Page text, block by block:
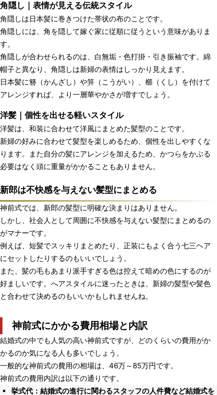
角隠し｜表情が見える伝統スタイル
角隠しは日本髪に巻きつけた帯状の布のことです。
角隠しには、角を隠して嫁ぐ家に従順に従うという意味がありま
す。
角隠しが合わせられるのは、白無垢・色打掛・引き振袖です。綿
帽子と異なり、角隠しは新婦の表情はしっかり見えます。
日本髪に簪（かんざし）や笄（こうがい）、櫛（くし）を付けて
アレンジすれば、より一層華やかさが増すでしょう。
洋髪｜個性を出せる軽いスタイル
洋髪は、和装に合わせて洋風にまとめた髪型のことです。
新婦の好みに合わせて髪型を楽しめるため、個性を出しやすくな
ります。また自分の髪にアレンジを加えるため、かつらをかぶる
必要はなく頭に重量がかかることもありません。
新郎は不快感を与えない髪型にまとめる
神前式では、新郎の髪型に明確な決まりはありません。
しかし、社会人として周囲に不快感を与えない髪型にまとめるの
がマナーです。
例えば、短髪でスッキリまとめたり、正装にもよく合う七三ヘア
にセットしたりするのもいいでしょう。
また、髪の毛もあまり派手すぎる色は控えて暗めの色にするのが
好ましいです。へアスタイルに迷ったときは、新婦の髪型や髪色
と合わせて決めるのもいいかもしれませんね。
神前式にかかる費用相場と内訳
結婚式の中でも人気の高い神前式ですが、どのくらいの費用がか
かるのか気になる人も多いでしょう。
一般的な神前式の費用の相場は、46万～85万円です。
神前式の費用内訳は以下の通りです。
挙式代：結婚式の進行に関わるスタッフの人件費など結婚式を